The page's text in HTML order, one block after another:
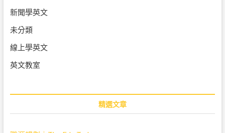
新聞學英文
未分類
線上學英文
英文教室
精選文章